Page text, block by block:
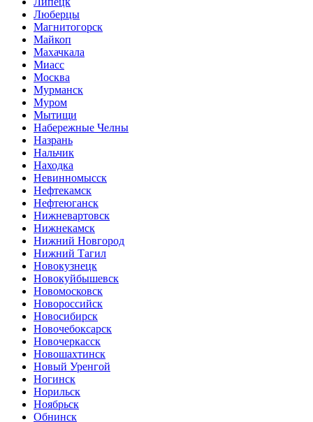
Люберцы
Магнитогорск
Майкоп
Махачкала
Миасс
Москва
Мурманск
Муром
Мытищи
Набережные Челны
Назрань
Нальчик
Находка
Невинномысск
Нефтекамск
Нефтеюганск
Нижневартовск
Нижнекамск
Нижний Новгород
Нижний Тагил
Новокузнецк
Новокуйбышевск
Новомосковск
Новороссийск
Новосибирск
Новочебоксарск
Новочеркасск
Новошахтинск
Новый Уренгой
Ногинск
Норильск
Ноябрьск
Обнинск